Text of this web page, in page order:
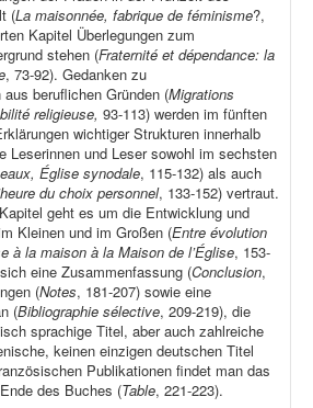
(La maisonnée, fabrique de féminisme?,
Kapitel Überlegungen zum
stehen (Fraternité et dépendance: la
, 73-92). Gedanken zu
beruflichen Gründen (Migrations
religieuse, 93-113) werden im fünften
wichtiger Strukturen innerhalb
Leserinnen und Leser sowohl im sechsten
Église synodale, 115-132) als auch
du choix personnel, 133-152) vertraut.
geht es um die Entwicklung und
Kleinen und im Großen (Entre évolution
à la maison à la Maison de l’Église, 153-
eine Zusammenfassung (Conclusion,
(Notes, 181-207) sowie eine
(Bibliographie sélective, 209-219), die
sprachige Titel, aber auch zahlreiche
keinen einzigen deutschen Titel
Publikationen findet man das
des Buches (Table, 221-223).